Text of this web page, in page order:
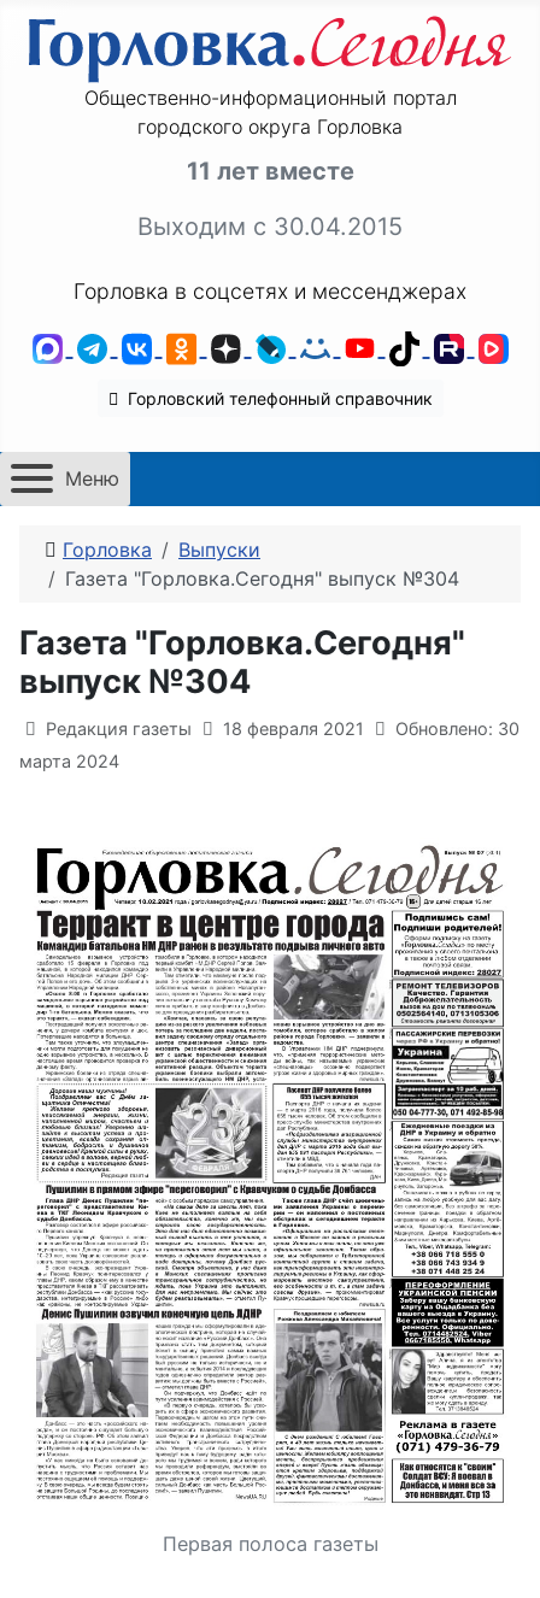
Общественно-информационный портал
городского округа Горловка
11 лет вместе
Выходим с 30.04.2015
Горловка в соцсетях и мессенджерах
MAXTelegram
ВКонтакте
Одноклассники
ДзенLiveJournal
Мой Мир
YouTube
TikTok
Горловский телефонный справочник
Меню
Горловка
Выпуски
Газета "Горловка.Сегодня" выпуск №304
Газета "Горловка.Сегодня"
выпуск №304
Информация о материале
Редакция газеты 18 февраля 2021
Обновлено: 30
марта 2024
Первая полоса газеты